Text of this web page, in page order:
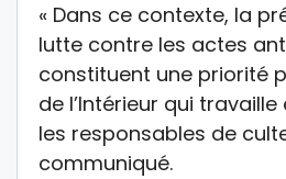
« Dans ce contexte, la
lutte contre les actes
constituent une priorité
de l’Intérieur qui
les responsables de
communiqué.